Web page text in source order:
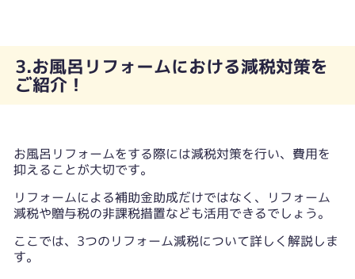
3.お風呂リフォームにおける減税対策を
ご紹介！
お風呂リフォームをする際には減税対策を行い、費用を
抑えることが大切です。
リフォームによる補助金助成だけではなく、リフォーム
減税や贈与税の非課税措置なども活用できるでしょう。
ここでは、3つのリフォーム減税について詳しく解説しま
す。